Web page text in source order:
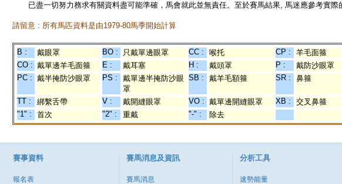
已盡一切努力務求有關資料盡可能準確，馬會就此並無責任。至於賽馬結果, 馬迷應參考實際
請留意 : 所有馬匹資料是由1979-80馬季開始計算
B : 戴眼罩 BO : 只戴單邊眼罩 CC : 喉托 CP :
羊毛面箍
CO : 戴單邊羊毛面箍 E : 戴耳塞 H : 戴頭罩 P :
戴防沙眼罩
PC : 戴半掩防沙眼罩 PS :
戴單邊半掩防沙眼
罩
SB : 戴羊毛額箍 SR : 鼻箍
TT : 綁繫舌帶 V : 戴開縫眼罩 VO : 戴單邊開縫眼罩 XB :
交叉鼻箍
"1" :
首次 "2" : 重戴 "-" : 除去
賽事資料
報名表
賽馬消息及資訊
賽馬消息
分析工具
速勢能量